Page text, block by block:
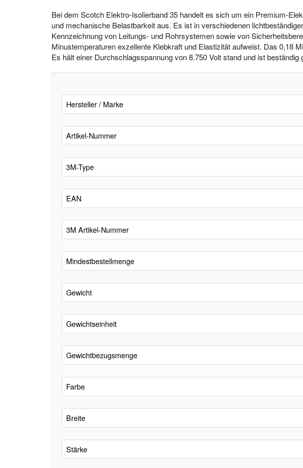
Bei dem Scotch Elektro-Isolierband 35 handelt es sich um ein Premium-
und mechanische Belastbarkeit aus. Es ist in verschiedenen
Kennzeichnung von Leitungs- und Rohrsystemen sowie von
Minustemperaturen exzellente Klebkraft und Elastizität aufweist. Das 0,18
Es hält einer Durchschlagsspannung von 8.750 Volt stand und ist
Hersteller / Marke
Artikel-Nummer
3M-Type
EAN
3M Artikel-Nummer
Mindestbestellmenge
Gewicht
Gewichtseinheit
Gewichtbezugsmenge
Farbe
Breite
Stärke